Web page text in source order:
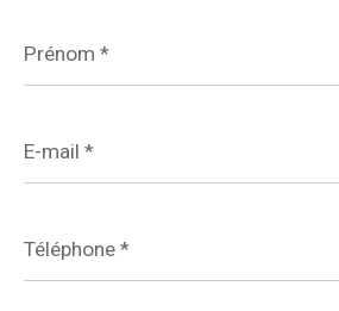
*
mail
*
*